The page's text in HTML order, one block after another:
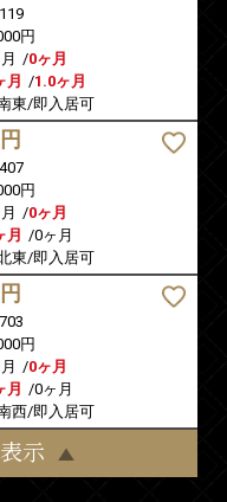
円
/0ヶ月
月 /1.0ヶ月
東/即入居可
円
/0ヶ月
月 /0ヶ月
東/即入居可
円
/0ヶ月
月 /0ヶ月
西/即入居可
示